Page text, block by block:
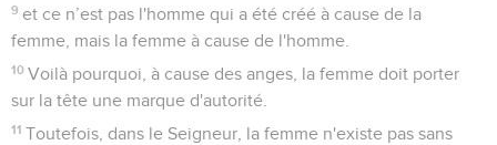
9 et ce n’est pas l'homme qui a été créé à cause de la
femme, mais la femme à cause de l'homme.
10 Voilà pourquoi, à cause des anges, la femme doit porter
sur la tête une marque d'autorité.
11 Toutefois, dans le Seigneur, la femme n'existe pas sans